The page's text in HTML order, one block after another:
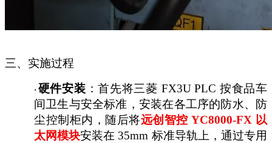
三、实施过程
· 硬件安装 ：首先将三菱 FX3U PLC 按食品车
间卫生与安全标准，安装在各工序的防水、防
尘控制柜内，随后将远创智控 YC8000-FX 以
太网模块安装在 35mm 标准导轨上，通过专用